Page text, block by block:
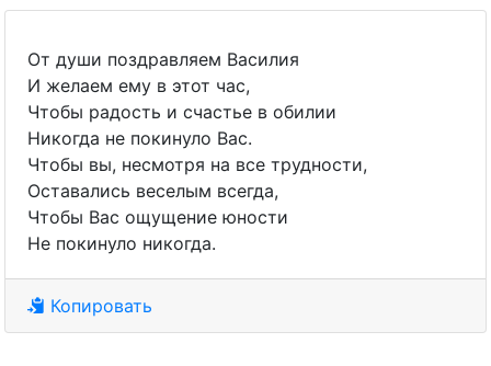
От души поздравляем Василия
И желаем ему в этот час,
Чтобы радость и счастье в обилии
Никогда не покинуло Вас.
Чтобы вы, несмотря на все трудности,
Оставались веселым всегда,
Чтобы Вас ощущение юности
Не покинуло никогда.
Копировать